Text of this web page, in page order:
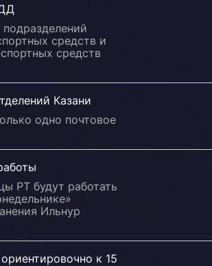
средств и
средств
Казани
одно почтовое
РТ будут работать
Ильнур
к 15